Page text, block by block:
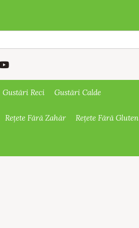
Gustări Reci Gustări Calde
Rețete Fără Zahăr Rețete Fără Gluten